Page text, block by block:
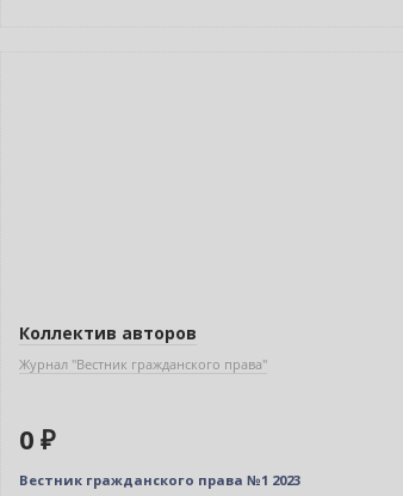
Коллектив авторов
Журнал "Вестник гражданского права"
0 ₽
Вестник гражданского права №1 2023